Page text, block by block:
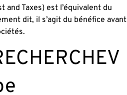
and Taxes) est l’équivalent du
dit, il s’agit du bénéfice avant